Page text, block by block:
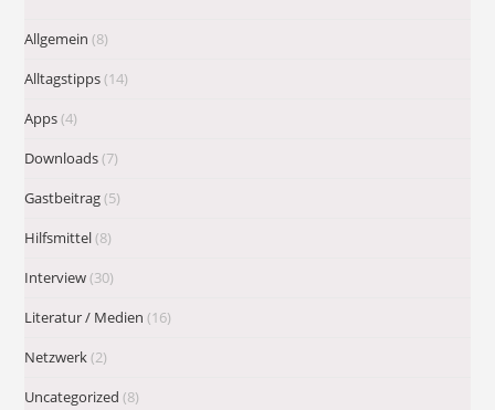
Allgemein (8)
Alltagstipps(14)
Apps(4)
Downloads(7)
Gastbeitrag(5)
Hilfsmittel(8)
Interview(30)
Literatur / Medien (16)
Netzwerk(2)
Uncategorized (8)